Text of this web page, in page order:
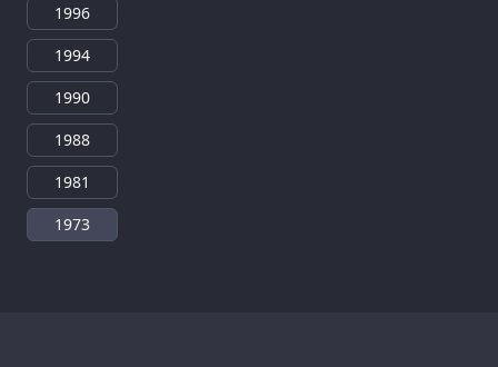
1996
1994
1990
1988
1981
1973